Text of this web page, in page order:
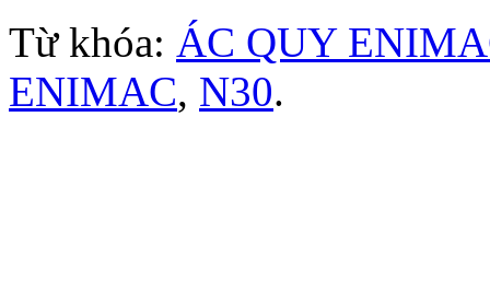
Từ khóa: ÁC QUY
ENIMAC, N30.